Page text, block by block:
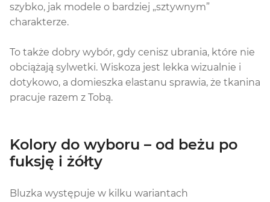
szybko, jak modele o bardziej „sztywnym”
charakterze.
To także dobry wybór, gdy cenisz ubrania, które nie
obciążają sylwetki. Wiskoza jest lekka wizualnie i
dotykowo, a domieszka elastanu sprawia, że tkanina
pracuje razem z Tobą.
Kolory do wyboru – od beżu po
fuksję i żółty
Bluzka występuje w kilku wariantach